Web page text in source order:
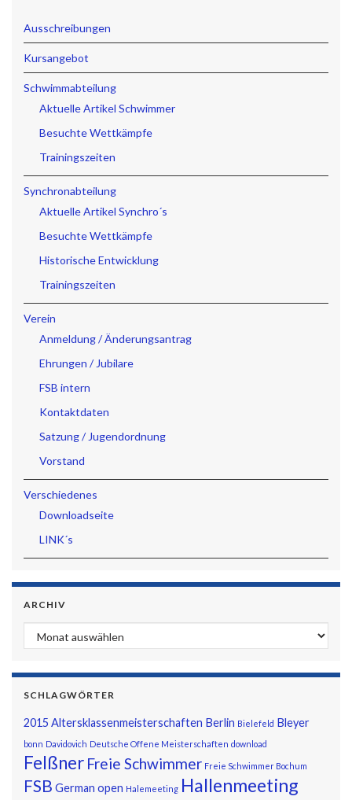
Ausschreibungen
Kursangebot
Schwimmabteilung
Aktuelle Artikel Schwimmer
Besuchte Wettkämpfe
Trainingszeiten
Synchronabteilung
Aktuelle Artikel Synchro´s
Besuchte Wettkämpfe
Historische Entwicklung
Trainingszeiten
Verein
Anmeldung / Änderungsantrag
Ehrungen / Jubilare
FSB intern
Kontaktdaten
Satzung / Jugendordnung
Vorstand
Verschiedenes
Downloadseite
LINK´s
ARCHIV
Archiv
SCHLAGWÖRTER
2015 Altersklassenmeisterschaften Berlin Bielefeld Bleyer
bonn Davidovich Deutsche Offene Meisterschaften download
Felßner Freie Schwimmer Freie Schwimmer Bochum
FSB German open Halemeeting Hallenmeeting